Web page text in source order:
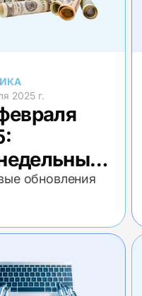
2025 г.
обновления